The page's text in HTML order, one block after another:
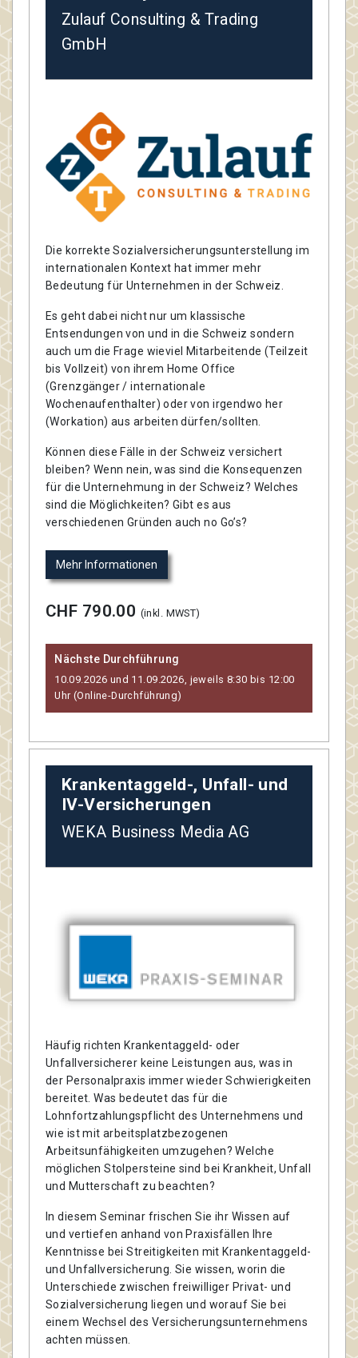
Zulauf Consulting & Trading
GmbH
Die korrekte Sozialversicherungsunterstellung im
internationalen Kontext hat immer mehr
Bedeutung für Unternehmen in der Schweiz.
Es geht dabei nicht nur um klassische
Entsendungen von und in die Schweiz sondern
auch um die Frage wieviel Mitarbeitende (Teilzeit
bis Vollzeit) von ihrem Home Office
(Grenzgänger / internationale
Wochenaufenthalter) oder von irgendwo her
(Workation) aus arbeiten dürfen/sollten.
Können diese Fälle in der Schweiz versichert
bleiben? Wenn nein, was sind die Konsequenzen
für die Unternehmung in der Schweiz? Welches
sind die Möglichkeiten? Gibt es aus
verschiedenen Gründen auch no Go’s?
Mehr Informationen
CHF 790.00 (inkl. MWST)
Nächste Durchführung
10.09.2026 und 11.09.2026, jeweils 8:30 bis 12:00
Uhr (Online-Durchführung)
Krankentaggeld-, Unfall- und
IV-Versicherungen
WEKA Business Media AG
Häufig richten Krankentaggeld- oder
Unfallversicherer keine Leistungen aus, was in
der Personalpraxis immer wieder Schwierigkeiten
bereitet. Was bedeutet das für die
Lohnfortzahlungspflicht des Unternehmens und
wie ist mit arbeitsplatzbezogenen
Arbeitsunfähigkeiten umzugehen? Welche
möglichen Stolpersteine sind bei Krankheit, Unfall
und Mutterschaft zu beachten?
In diesem Seminar frischen Sie ihr Wissen auf
und vertiefen anhand von Praxisfällen Ihre
Kenntnisse bei Streitigkeiten mit Krankentaggeld-
und Unfallversicherung. Sie wissen, worin die
Unterschiede zwischen freiwilliger Privat- und
Sozialversicherung liegen und worauf Sie bei
einem Wechsel des Versicherungsunternehmens
achten müssen.